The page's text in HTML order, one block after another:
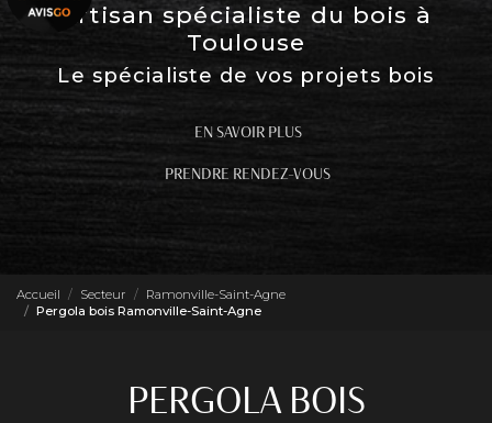
Artisan spécialiste du bois à
Toulouse
Le spécialiste de vos projets bois
EN SAVOIR PLUS
PRENDRE RENDEZ-VOUS
Accueil Secteur
Ramonville-Saint-Agne
Pergola bois Ramonville-Saint-Agne
PERGOLA BOIS